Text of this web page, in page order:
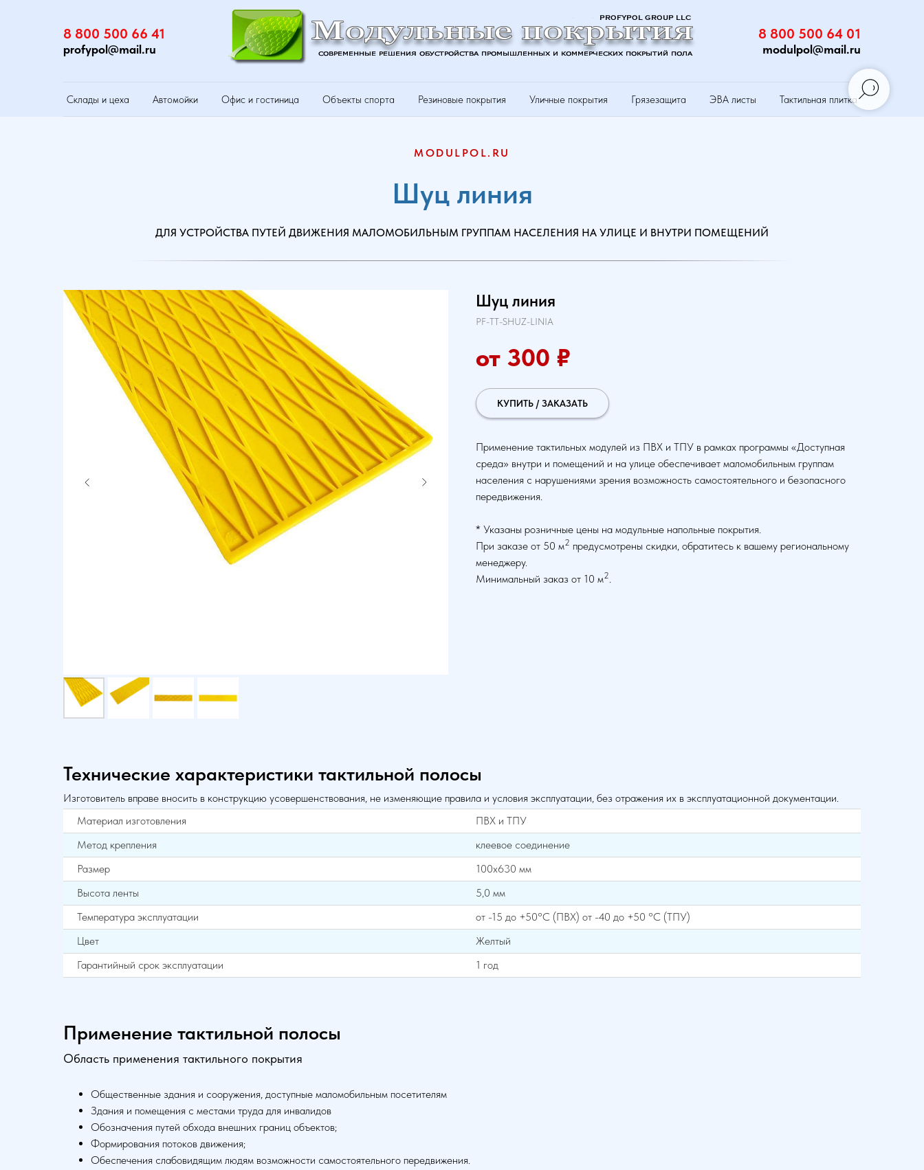
8 800 500 66 41
profypol@mail.ru
8 800 500 64 01
modulpol@mail.ru
Склады и цеха Автомойки Офис и гостиница Объекты спорта Резиновые покрытия Уличные покрытия Грязезащита ЭВА листы Тактильная плитка
MODULPOL.RU
Шуц линия
ДЛЯ УСТРОЙСТВА ПУТЕЙ ДВИЖЕНИЯ МАЛОМОБИЛЬНЫМ ГРУППАМ НАСЕЛЕНИЯ НА УЛИЦЕ И ВНУТРИ ПОМЕЩЕНИЙ
Шуц линия
PF-TT-SHUZ-LINIA
от 300 ₽
КУПИТЬ / ЗАКАЗАТЬ
Применение тактильных модулей из ПВХ и ТПУ в рамках программы «Доступная
среда» внутри и помещений и на улице обеспечивает маломобильным группам
населения с нарушениями зрения возможность самостоятельного и безопасного
передвижения.
* Указаны розничные цены на модульные напольные покрытия.
При заказе от 50 м2 предусмотрены скидки, обратитесь к вашему региональному
менеджеру.
Минимальный заказ от 10 м2.
Технические характеристики тактильной полосы
Изготовитель вправе вносить в конструкцию усовершенствования, не изменяющие правила и условия эксплуатации, без отражения их в эксплуатационной документации.
Материал изготовления
ПВХ и ТПУ
Метод крепления
клеевое соединение
Размер
100x630 мм
Высота ленты
5,0 мм
Температура эксплуатации
от -15 до +50°С (ПВХ) от -40 до +50 °С (ТПУ)
Цвет
Желтый
Гарантийный срок эксплуатации
1 год
Применение тактильной полосы
Область применения тактильного покрытия
Общественные здания и сооружения, доступные маломобильным посетителям
Здания и помещения с местами труда для инвалидов
Обозначения путей обхода внешних границ объектов;
Формирования потоков движения;
Обеспечения слабовидящим людям возможности самостоятельного передвижения.